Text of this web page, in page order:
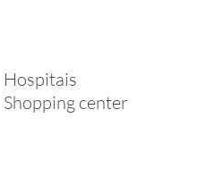
Hospitais
Shopping center